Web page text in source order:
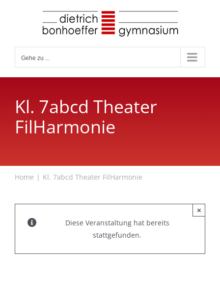
Gehe zu ...
Kl. 7abcd Theater
FilHarmonie
Home Kl. 7abcd Theater FilHarmonie
Diese Veranstaltung hat bereits
stattgefunden.
×